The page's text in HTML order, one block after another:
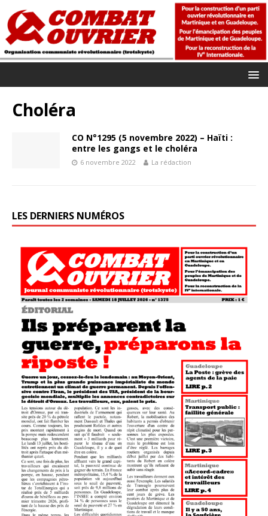
Choléra
CO N°1295 (5 novembre 2022) – Haïti :
entre les gangs et le choléra
6 novembre 2022 La rédaction
LES DERNIERS NUMÉROS